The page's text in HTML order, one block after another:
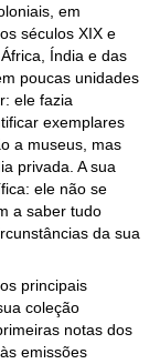
em
séculos XIX e
Índia e das
poucas unidades
ele fazia
exemplares
a museus, mas
privada. A sua
ele não se
a saber tudo
da sua
principais
coleção
notas dos
emissões